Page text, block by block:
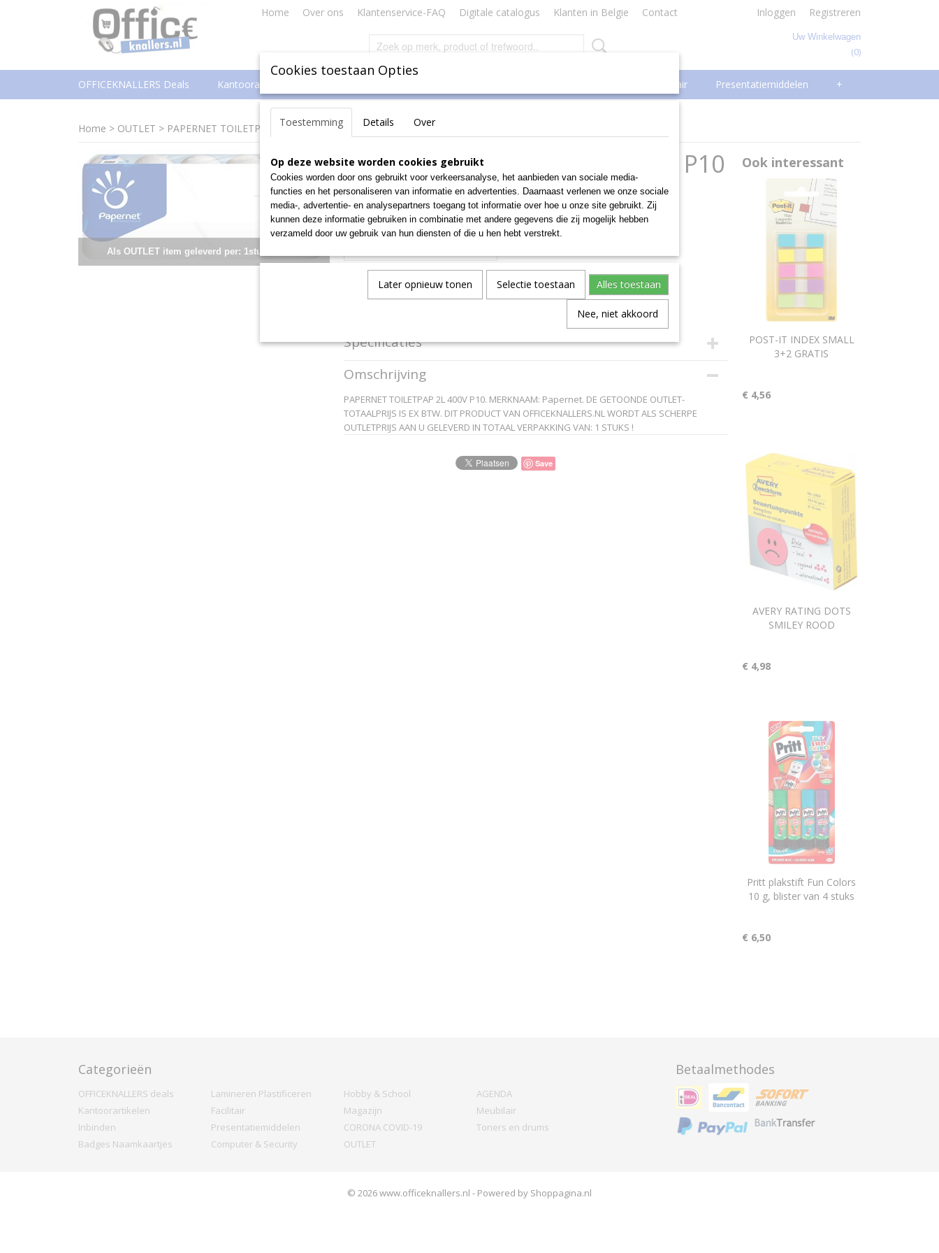
Home Over ons Klantenservice-FAQ Digitale catalogus Klanten in Belgie Contact Inloggen Registreren
Uw Winkelwagen
(0)
OFFICEKNALLERS Deals Kantoorartikelen Facilitair Presentatiemiddelen +
Home > OUTLET > PAPERNET TOILETPAP 2L 400V P10
Als OUTLET item geleverd per: 1stuks totaal!
PAPERNET TOILETPAP 2L 400V P10
€ 8,26
Aantal
IN WINKELWAGEN
Specificaties
Productcode
EAN code
Productcode leverancier
Papernet
Omschrijving
PAPERNET TOILETPAP 2L 400V P10. MERKNAAM: Papernet. DE GETOONDE OUTLET-
TOTAALPRIJS IS EX BTW. DIT PRODUCT VAN OFFICEKNALLERS.NL WORDT ALS SCHERPE
OUTLETPRIJS AAN U GELEVERD IN TOTAAL VERPAKKING VAN: 1 STUKS !
Save
Ook interessant
POST-IT INDEX SMALL
3+2 GRATIS
€ 4,56
AVERY RATING DOTS
SMILEY ROOD
€ 4,98
Pritt plakstift Fun Colors
10 g, blister van 4 stuks
€ 6,50
Categorieën
OFFICEKNALLERS deals
Kantoorartikelen
Inbinden
Badges Naamkaartjes
Lamineren Plastificeren
Facilitair
Presentatiemiddelen
Computer & Security
Hobby & School
Magazijn
CORONA COVID-19
OUTLET
AGENDA
Meubilair
Toners en drums
Betaalmethodes
© 2026 www.officeknallers.nl - Powered by Shoppagina.nl
Cookies toestaan Opties
Toestemming Details Over
Op deze website worden cookies gebruikt
Cookies worden door ons gebruikt voor verkeersanalyse, het aanbieden van sociale media-
functies en het personaliseren van informatie en advertenties. Daarnaast verlenen we onze sociale
media-, advertentie- en analysepartners toegang tot informatie over hoe u onze site gebruikt. Zij
kunnen deze informatie gebruiken in combinatie met andere gegevens die zij mogelijk hebben
verzameld door uw gebruik van hun diensten of die u hen hebt verstrekt.
Later opnieuw tonen Selectie toestaan Alles toestaan
Nee, niet akkoord